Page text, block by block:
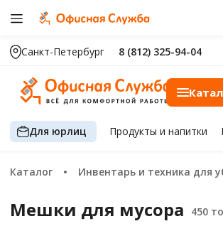
Санкт-Петербург 8 (812) 325-94-04
Для юрлиц Продуктыи напитки
Каталог Инвентарь и техника для
Мешки для мусора